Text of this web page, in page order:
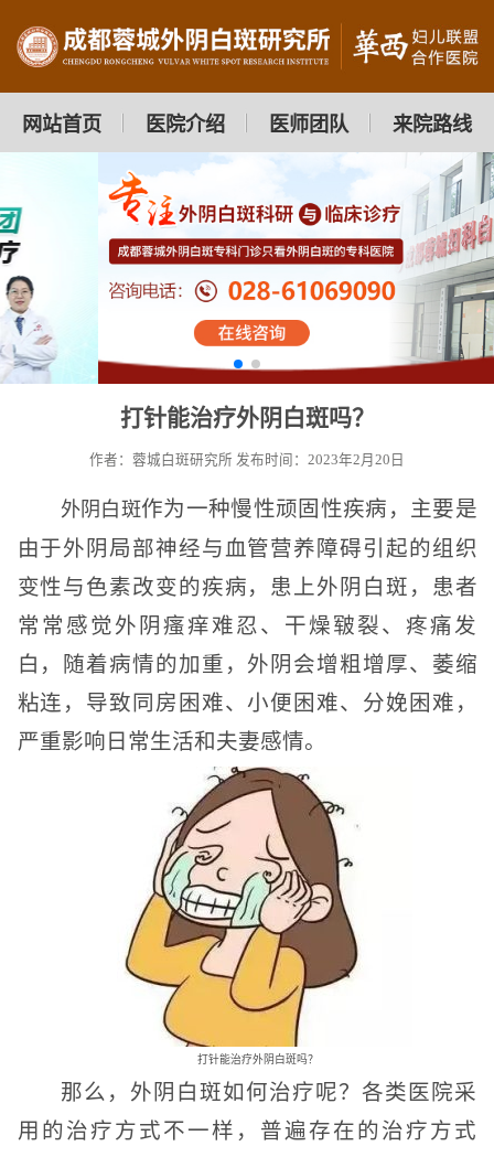
网站首页 医院介绍 医师团队 来院路线
打针能治疗外阴白斑吗？
作者：蓉城白斑研究所 发布时间：2023年2月20日
外阴白斑作为一种慢性顽固性疾病，主要是
由于外阴局部神经与血管营养障碍引起的组织
变性与色素改变的疾病，患上外阴白斑，患者
常常感觉外阴瘙痒难忍、干燥皲裂、疼痛发
白，随着病情的加重，外阴会增粗增厚、萎缩
粘连，导致同房困难、小便困难、分娩困难，
严重影响日常生活和夫妻感情。
打针能治疗外阴白斑吗？
那么，外阴白斑如何治疗呢？各类医院采
用的治疗方式不一样，普遍存在的治疗方式